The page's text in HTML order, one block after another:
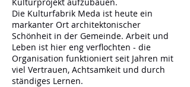
Die Kulturfabrik Meda ist heute ein
markanter Ort architektonischer
Schönheit in der Gemeinde. Arbeit und
Leben ist hier eng verflochten - die
Organisation funktioniert seit Jahren mit
viel Vertrauen, Achtsamkeit und durch
ständiges Lernen.